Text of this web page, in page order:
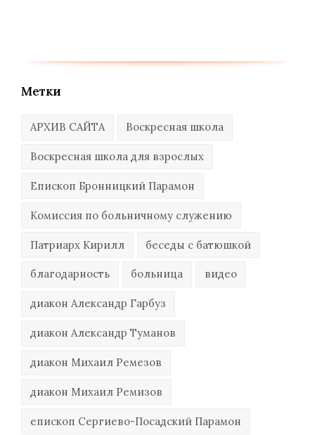
Метки
АРХИВ САЙТА Воскресная школа
Воскресная школа для взрослых
Епископ Бронницкий Парамон
Комиссия по больничному служению
Патриарх Кирилл беседы с батюшкой
благодарность больница видео
диакон Александр Гарбуз
диакон Александр Туманов
диакон Михаил Ремезов
диакон Михаил Ремизов
епископ Сергиево-Посадский Парамон